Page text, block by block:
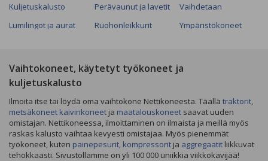
Kuljetuskalusto
Lumilingot ja aurat
Perävaunut ja lavetit
Ruohonleikkurit
Vaihdetaan
Ympäristökoneet
Vaihtokoneet, käytetyt työkoneet ja
kuljetuskalusto
Ilmoita itse tai löydä oma vaihtokone Nettikoneesta. Täällä traktorit,
metsäkoneet kaivinkoneet ja maatalouskoneet saavat uuden
omistajan. Nettikoneessa, ilmoittaminen on ilmaista ja meillä myös
raskas kalusto vaihtaa kevyesti omistajaa. Myös pienemmät
työkoneet, kuten painepesurit, kompressorit ja aggregaatit liikkuvat
tehokkaasti. Sivustollamme on yli 100 000 uniikkia viikkokävijää!